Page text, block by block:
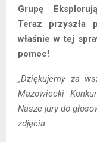
Grupę
Teraz przyszła
właśnie w tej
pomoc!
„Dziękujemy za
Mazowiecki
Nasze jury do
zdjęcia.